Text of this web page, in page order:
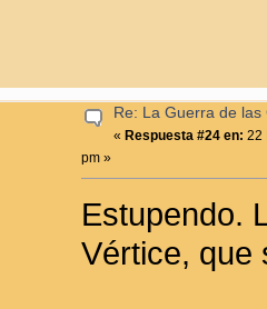
Re: La Guerra de las
« Respuesta #24 en: 22
pm »
Estupendo.
Vértice,